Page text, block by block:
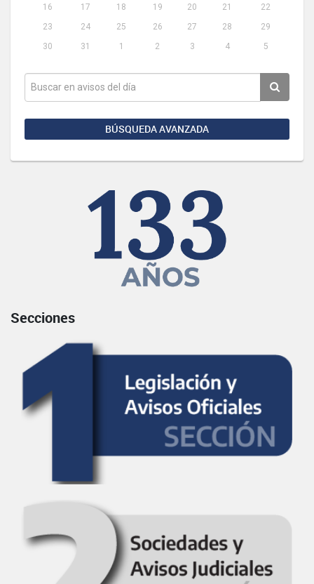
16
17 18 19 20 21
22
23
24 25 26 27 28
29
30
31 1 2 3 4 5
BÚSQUEDA AVANZADA
Secciones